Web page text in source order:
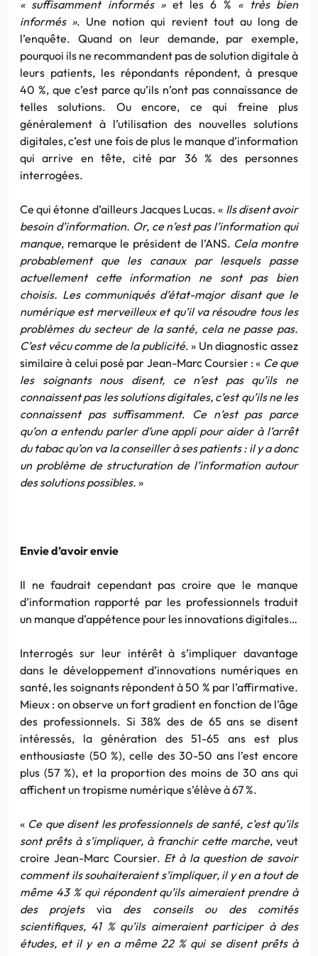
« suffisamment informés »et les 6 % « très bien
informés ». Une notion qui revient tout au long de
l’enquête. Quand on leur demande, par exemple,
pourquoi ils ne recommandent pas de solution digitale à
leurs patients, les répondants répondent, à presque
40 %, que c’est parce qu’ils n’ont pas connaissance de
telles solutions. Ou encore, ce qui freine plus
généralement à l’utilisation des nouvelles solutions
digitales, c’est une fois de plus le manque d’information
qui arrive en tête, cité par 36 % des personnes
interrogées.
Ce qui étonne d’ailleurs Jacques Lucas. « Ils disent avoir
besoin d’information. Or, ce n’est pas l’information qui
manque, remarque le président de l’ANS. Cela montre
probablement que les canaux par lesquels passe
actuellement cette information ne sont pas bien
choisis. Les communiqués d’état-major disant que le
numérique est merveilleux et qu’il va résoudre tous les
problèmes du secteur de la santé, cela ne passe pas.
C’est vécu comme de la publicité. » Un diagnostic assez
similaire à celui posé par Jean-Marc Coursier : « Ce que
les soignants nous disent, ce n’est pas qu’ils ne
connaissent pas les solutions digitales, c’est qu’ils ne les
connaissent pas suffisamment. Ce n’est pas parce
qu’on a entendu parler d’une appli pour aider à l’arrêt
du tabac qu’on va la conseiller à ses patients : il y a donc
un problème de structuration de l’information autour
des solutions possibles. »
Envie d’avoir envie
Il ne faudrait cependant pas croire que le manque
d’information rapporté par les professionnels traduit
un manque d’appétence pour les innovations digitales…
Interrogés sur leur intérêt à s’impliquer davantage
dans le développement d’innovations numériques en
santé, les soignants répondent à 50 % par l’affirmative.
Mieux : on observe un fort gradient en fonction de l’âge
des professionnels. Si 38% des de 65 ans se disent
intéressés, la génération des 51-65 ans est plus
enthousiaste (50 %), celle des 30-50 ans l’est encore
plus (57 %), et la proportion des moins de 30 ans qui
affichent un tropisme numérique s’élève à 67 %.
« Ce que disent les professionnels de santé, c’est qu’ils
sont prêts à s’impliquer, à franchir cette marche, veut
croire Jean-Marc Coursier. Et à la question de savoir
comment ils souhaiteraient s’impliquer, il y en a tout de
même 43 % qui répondent qu’ils aimeraient prendre à
des projets viades conseils ou des comités
scientifiques, 41 % qu’ils aimeraient participer à des
études, et il y en a même 22 % qui se disent prêts à